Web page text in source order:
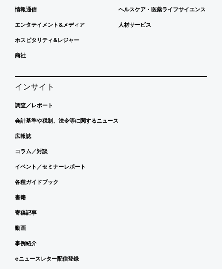
情報通信
エンタテイメント&メディア
ホスピタリティ&レジャー
商社
ヘルスケア・医薬ライフサイエンス
人材サービス
インサイト
調査／レポート
会計基準や税制、法令等に関するニュース
広報誌
コラム／対談
イベント／セミナーレポート
各種ガイドブック
書籍
寄稿記事
動画
事例紹介
eニュースレター配信登録